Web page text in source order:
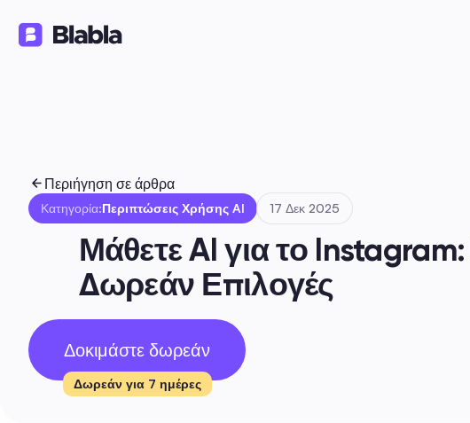
Περιήγηση σε άρθρα
Κατηγορία:Περιπτώσεις Χρήσης AI 17 Δεκ 2025
Μάθετε AI για το
Δωρεάν Επιλογές
Δοκιμάστε δωρεάν
Δωρεάν για 7 ημέρες